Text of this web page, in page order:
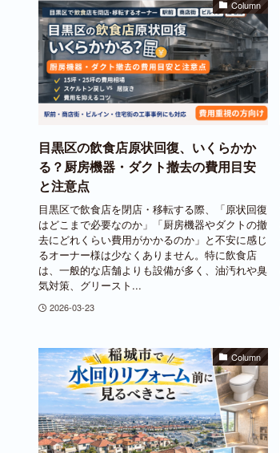
Column
目黒区の飲食店原状回復、いくらかか
る？厨房機器・ダクト撤去の費用目安
と注意点
目黒区で飲食店を閉店・移転する際、「原状回復
はどこまで必要なのか」「厨房機器やダクトの撤
去にどれくらい費用がかかるのか」と不安に感じ
るオーナー様は少なくありません。特に飲食店
は、一般的な店舗よりも設備が多く、油汚れや臭
気対策、グリースト...
2026-03-23
Column